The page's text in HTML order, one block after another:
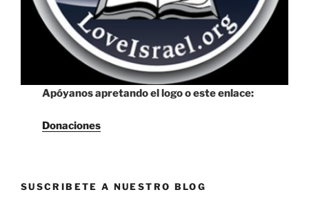
Apóyanos apretando el logo o este enlace:
Donaciones
SUSCRIBETE A NUESTRO BLOG